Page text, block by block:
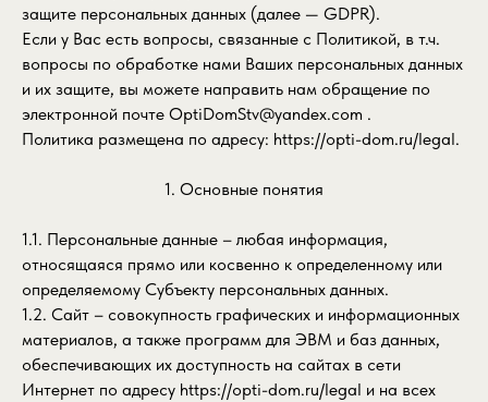
защите персональных данных (далее — GDPR).
Если у Вас есть вопросы, связанные с Политикой, в т.ч.
вопросы по обработке нами Ваших персональных данных
и их защите, вы можете направить нам обращение по
электронной почте OptiDomStv@yandex.com .
Политика размещена по адресу: https://opti-dom.ru/legal.
1. Основные понятия
1.1. Персональные данные – любая информация,
относящаяся прямо или косвенно к определенному или
определяемому Субъекту персональных данных.
1.2. Сайт – совокупность графических и информационных
материалов, а также программ для ЭВМ и баз данных,
обеспечивающих их доступность на сайтах в сети
Интернет по адресу https://opti-dom.ru/legal и на всех